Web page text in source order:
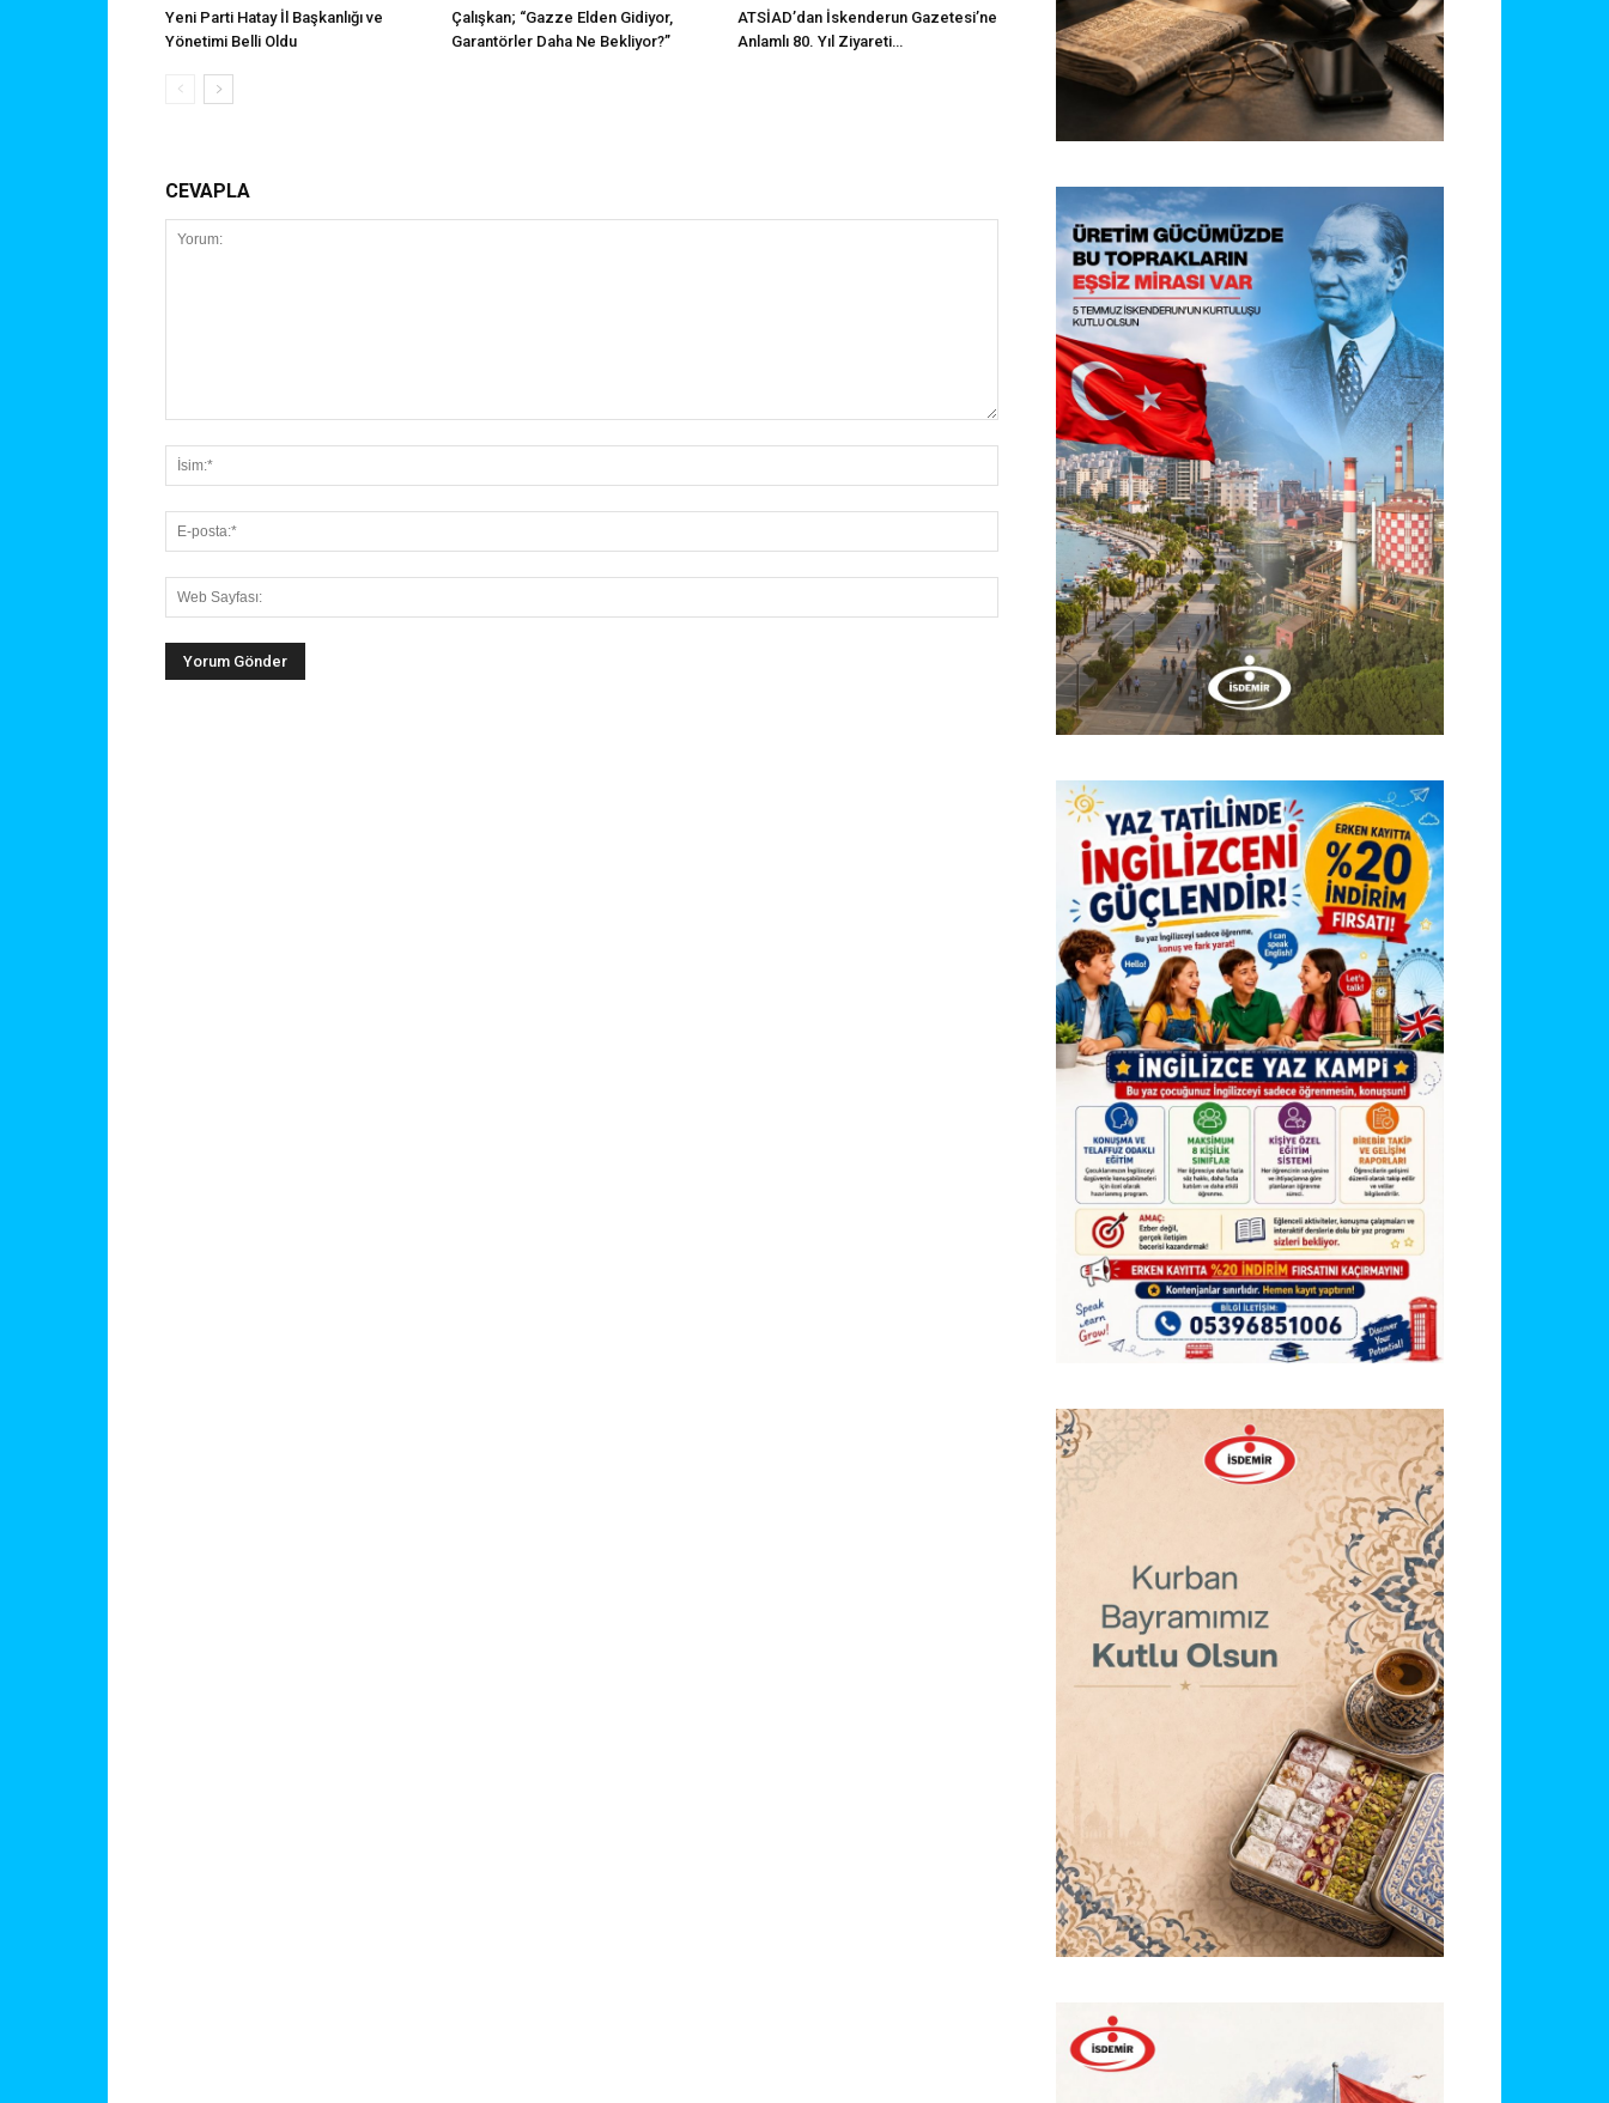
Yeni Parti Hatay İl Başkanlığı ve
Yönetimi Belli Oldu
Çalışkan; “Gazze Elden Gidiyor,
Garantörler Daha Ne Bekliyor?”
ATSİAD’dan İskenderun Gazetesi’ne
Anlamlı 80. Yıl Ziyareti…
CEVAPLA